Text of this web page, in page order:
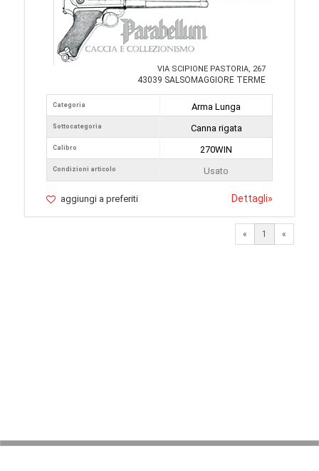
VIA SCIPIONE PASTORIA, 267
43039 SALSOMAGGIORE TERME
Categoria
Sottocategoria
Calibro
Condizioni articolo
Arma Lunga
Canna rigata
270WIN
Usato
aggiungi a preferiti Dettagli»
« 1 «